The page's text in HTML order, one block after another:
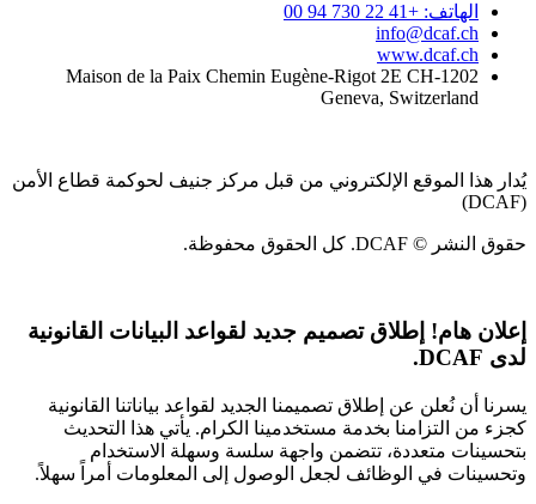
الهاتف: +41 22 730 94 00
info@dcaf.ch
www.dcaf.ch
Maison de la Paix Chemin Eugène-Rigot 2E CH-1202
Geneva, Switzerland
يُدار هذا الموقع الإلكتروني من قبل مركز جنيف لحوكمة قطاع الأمن
(DCAF)
حقوق النشر © DCAF. كل الحقوق محفوظة.
إعلان هام! إطلاق تصميم جديد لقواعد البيانات القانونية
لدى DCAF.
يسرنا أن نُعلن عن إطلاق تصميمنا الجديد لقواعد بياناتنا القانونية
كجزء من التزامنا بخدمة مستخدمينا الكرام. يأتي هذا التحديث
بتحسينات متعددة، تتضمن واجهة سلسة وسهلة الاستخدام
وتحسينات في الوظائف لجعل الوصول إلى المعلومات أمراً سهلاً.